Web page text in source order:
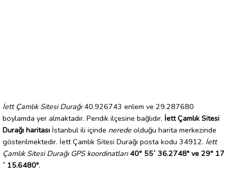
İett Çamlık Sitesi Durağı40.926743 enlem ve 29.287680
boylamda yer almaktadır. Pendik ilçesine bağlıdır. İett Çamlık Sitesi
Durağı haritası İstanbul ili içinde nerede olduğu harita merkezinde
gösterilmektedir. İett Çamlık Sitesi Durağı posta kodu 34912. İett
Çamlık Sitesi Durağı GPS koordinatları 40° 55´ 36.2748" ve 29° 17
´ 15.6480".